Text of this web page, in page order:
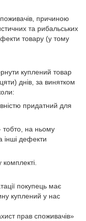
причиною
та рибальських
товару (у тому
куплений товар
днів, за винятком
придатний для
тобто, на ньому
інші дефекти
покупець має
куплений у нас
прав споживачів»